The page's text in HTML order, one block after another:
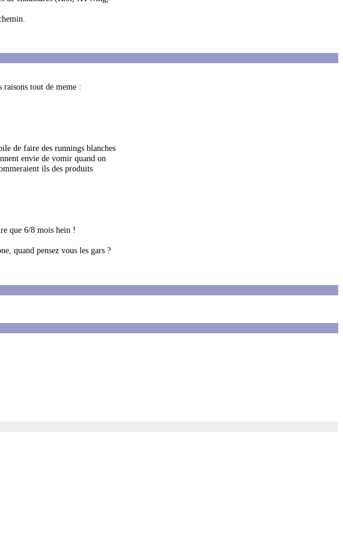
tout de meme :
de faire des runnings blanches
envie de vomir quand on
ils des produits
que 6/8 mois hein !
quand pensez vous les gars ?